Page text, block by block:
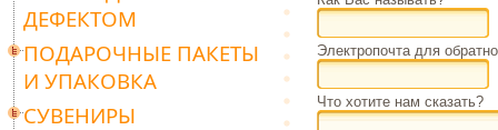
ДЕФЕКТОМ
ПОДАРОЧНЫЕ ПАКЕТЫ
И УПАКОВКА
СУВЕНИРЫ
Электропочта для
Что хотите нам сказать?